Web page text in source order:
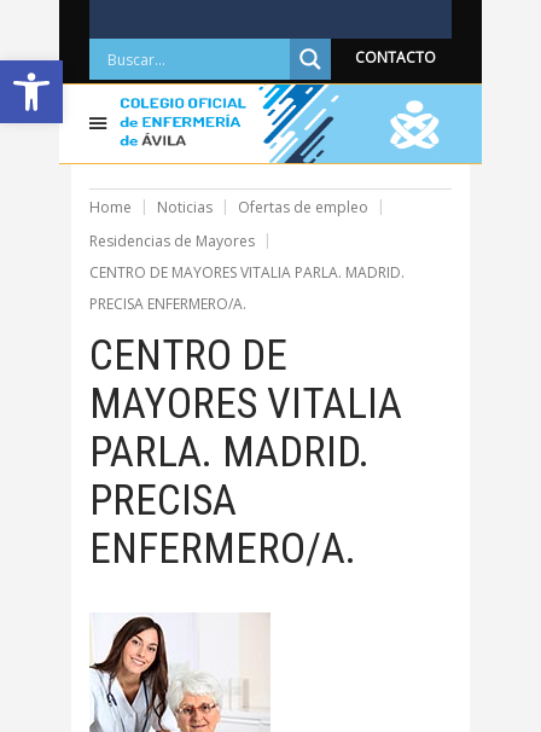
Abrir barra de herramientas CONTACTO
Home Noticias
Ofertas de empleo
Residencias de Mayores
CENTRO DE MAYORES VITALIA PARLA. MADRID.
PRECISA ENFERMERO/A.
CENTRO DE
MAYORES VITALIA
PARLA. MADRID.
PRECISA
ENFERMERO/A.